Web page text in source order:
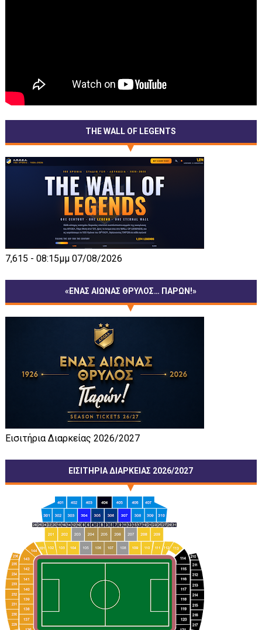
THE WALL OF LEGENTS
7,615 - 08:15μμ 07/08/2026
«ΕΝΑΣ ΑΙΩΝΑΣ ΘΡΥΛΟΣ… ΠΑΡΩΝ!»
Εισιτήρια Διαρκείας 2026/2027
ΕΙΣΙΤΗΡΙΑ ΔΙΑΡΚΕΙΑΣ 2026/2027